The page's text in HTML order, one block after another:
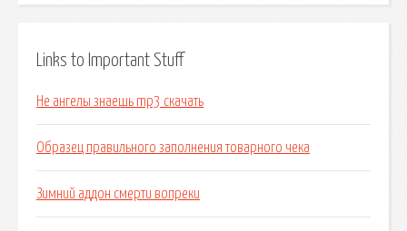
Links to Important Stuff
Не ангелы знаешь mp3 скачать
Образец правильного заполнения товарного чека
Зимний аддон смерти вопреки